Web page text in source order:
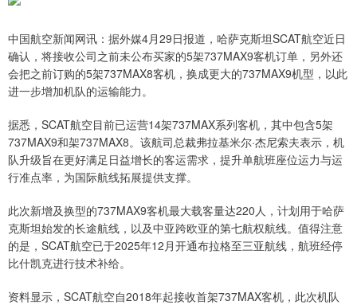
中国航空新闻网讯：据外媒4月29日报道，哈萨克斯坦SCAT航空近日
确认，将接收公司之前未公布买家的5架737MAX9客机订单，另外还
会把之前订购的5架737MAX8客机，换成更大的737MAX9机型，以此
进一步增加机队的运输能力。
据悉，SCAT航空目前已运营14架737MAX系列客机，其中包含5架
737MAX9和架737MAX8。该航司总裁弗拉基米尔·杰尼索夫表示，机
队升级旨在更好满足日益增长的客运需求，提升单航班座位运力与运
行准点率，为国际航线拓展提供支撑。
此次新增及换型的737MAX9客机最大载客量达220人，计划用于哈萨
克斯坦始发的长途航线，以及中亚跨欧亚的第七航权航线。值得注意
的是，SCAT航空已于2025年12月开通布拉格至三亚航线，航班经停
比什凯克进行技术补给。
资料显示，SCAT航空自2018年起接收首架737MAX客机，此次机队